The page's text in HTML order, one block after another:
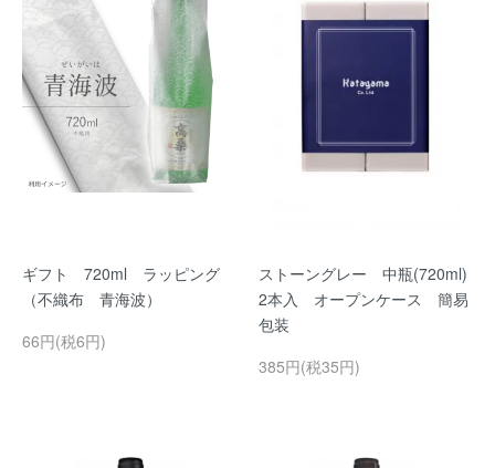
ギフト 720ml ラッピング
（不織布 青海波）
66円(税6円)
ストーングレー 中瓶(720ml)
2本入 オープンケース 簡易
包装
385円(税35円)